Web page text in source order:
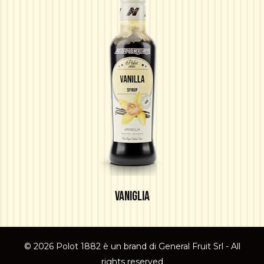
VANIGLIA
© 2026 Polot 1882 è un brand di General Fruit Srl - All
rights reserved